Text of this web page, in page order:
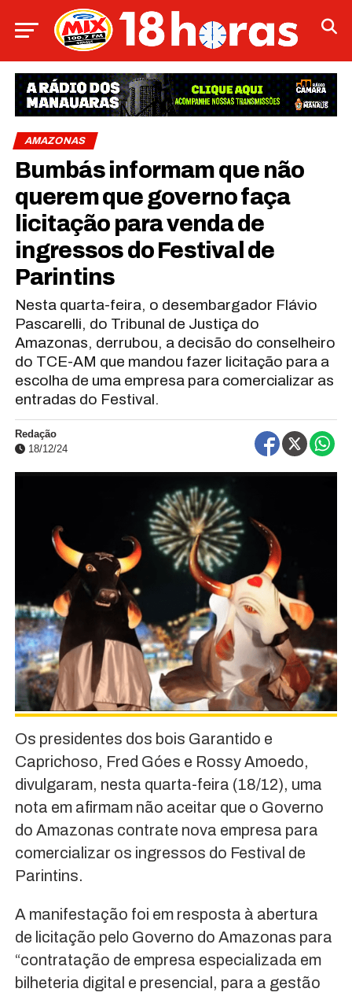
AMAZONAS
Bumbás informam que não
querem que governo faça
licitação para venda de
ingressos do Festival de
Parintins
Nesta quarta-feira, o desembargador Flávio
Pascarelli, do Tribunal de Justiça do
Amazonas, derrubou, a decisão do conselheiro
do TCE-AM que mandou fazer licitação para a
escolha de uma empresa para comercializar as
entradas do Festival.
Redação
18/12/24
Os presidentes dos bois Garantido e
Caprichoso, Fred Góes e Rossy Amoedo,
divulgaram, nesta quarta-feira (18/12), uma
nota em afirmam não aceitar que o Governo
do Amazonas contrate nova empresa para
comercializar os ingressos do Festival de
Parintins.
A manifestação foi em resposta à abertura
de licitação pelo Governo do Amazonas para
“contratação de empresa especializada em
bilheteria digital e presencial, para a gestão